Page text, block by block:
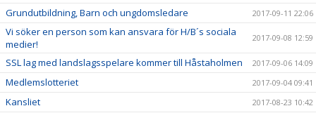
Grundutbildning, Barn och ungdomsledare 2017-09-11 22:06
Vi söker en person som kan ansvara för H/B´s sociala
medier!
2017-09-08 12:59
SSL lag med landslagsspelare kommer till Håstaholmen 2017-09-06 14:09
Medlemslotteriet 2017-09-04 09:41
Kansliet 2017-08-23 10:42